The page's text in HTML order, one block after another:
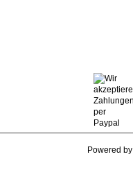
Powered by